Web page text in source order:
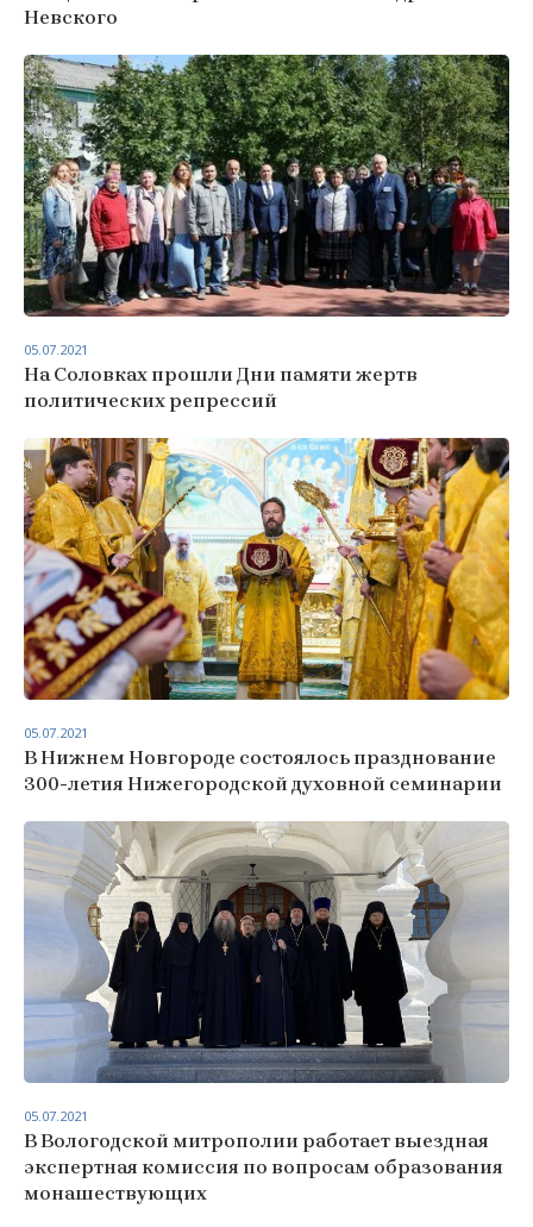
Невского
На Соловках прошли Дни памяти жертв
политических репрессий
05.07.2021
В Нижнем Новгороде состоялось празднование
300-летия Нижегородской духовной семинарии
05.07.2021
В Вологодской митрополии работает выездная
экспертная комиссия по вопросам образования
монашествующих
05.07.2021